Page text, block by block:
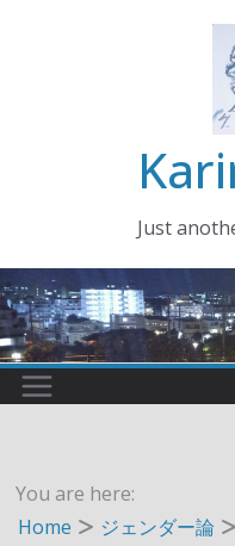
ッ
プ
Just
You are here:
Home
ジェンダー論